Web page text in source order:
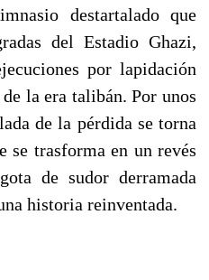
destartalado que
del Estadio Ghazi,
por lapidación
la era talibán. Por unos
de la pérdida se torna
se trasforma en un revés
de sudor derramada
historia reinventada.